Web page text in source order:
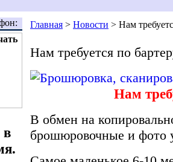
в
Главная > Новости > Нам
Нам требуется по
Нам
В обмен на
брошюровочные и фото